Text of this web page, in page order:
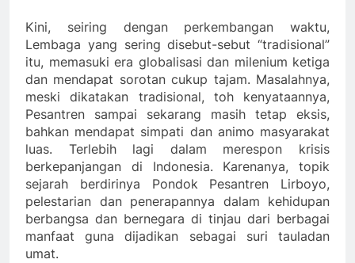
Kini, seiring dengan perkembangan waktu,
Lembaga yang sering disebut-sebut “tradisional”
itu, memasuki era globalisasi dan milenium ketiga
dan mendapat sorotan cukup tajam. Masalahnya,
meski dikatakan tradisional, toh kenyataannya,
Pesantren sampai sekarang masih tetap eksis,
bahkan mendapat simpati dan animo masyarakat
luas. Terlebih lagi dalam merespon krisis
berkepanjangan di Indonesia. Karenanya, topik
sejarah berdirinya Pondok Pesantren Lirboyo,
pelestarian dan penerapannya dalam kehidupan
berbangsa dan bernegara di tinjau dari berbagai
manfaat guna dijadikan sebagai suri tauladan
umat.